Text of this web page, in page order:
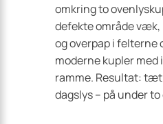
omkring to
defekte område væk,
og overpap i felterne
moderne kupler
ramme. Resultat: tæt
dagslys – på under to